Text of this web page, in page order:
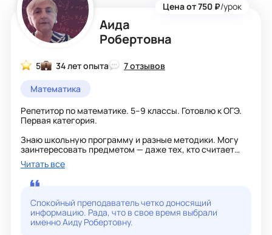
Аида
Робертовна
Цена от 750 ₽/урок
5 34 лет опыта
7 отзывов
Математика
Репетитор по математике. 5–9 классы. Готовлю к ОГЭ.
Первая категория.
Знаю школьную программу и разные методики. Могу
заинтересовать предметом — даже тех, кто считает
математику скучной.
Люблю математику не только за практичность — она
правда красивая. Тот, кто занимается ей с детства,
тренирует внимание, память, волю, учится не
сдаваться.
Объясняю просто и понятно. Учитываю характер
Читать все
Спокойный преподаватель четко доносящий
информацию. Рада, что в свое время выбрали
именно Аиду Робертовну.